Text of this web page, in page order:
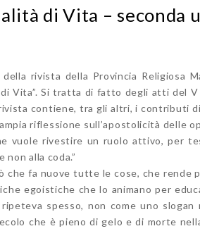
di Vita – seconda
rivista della Provincia Religiosa
Vita”. Si tratta di fatto degli atti del
contiene, tra gli altri, i contributi
riflessione sull’apostolicità delle
vuole rivestire un ruolo attivo, per
non alla coda.”
che fa nuove tutte le cose, che rende
egoistiche che lo animano per
spesso, non come uno
che è pieno di gelo e di morte